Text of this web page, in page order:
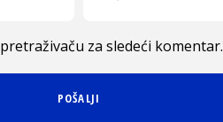
za sledeći komentar.